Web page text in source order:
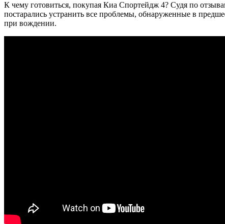
К чему готовиться, покупая Киа Спортейдж 4? Судя по
постарались устранить все проблемы, обнаруженные в
при вождении.